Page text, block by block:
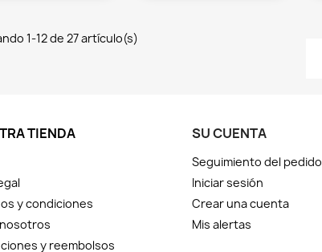
1-12 de 27 artículo(s)
TIENDA
y condiciones
y reembolsos
SU CUENTA
Seguimiento del pedido
Iniciar sesión
Crear una cuenta
Mis alertas